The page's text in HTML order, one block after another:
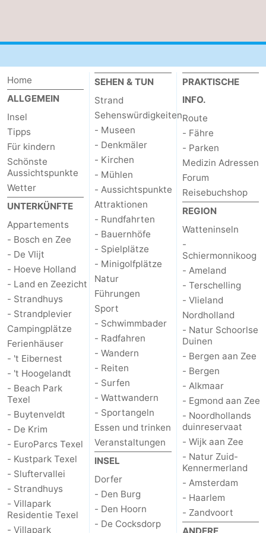
Home
ALLGEMEIN
Insel
Tipps
Für kindern
Schönste
Aussichtspunkte
Wetter
UNTERKÜNFTE
Appartements
- Bosch en Zee
- De Vlijt
- Hoeve Holland
- Land en Zeezicht
- Strandhuys
- Strandplevier
Campingplätze
Ferienhäuser
- 't Eibernest
- 't Hoogelandt
- Beach Park
Texel
- Buytenveldt
- De Krim
- EuroParcs Texel
- Kustpark Texel
- Sluftervallei
- Strandhuys
- Villapark
Residentie Texel
- Villapark
SEHEN & TUN
Strand
Sehenswürdigkeiten
- Museen
- Denkmäler
- Kirchen
- Mühlen
- Aussichtspunkte
Attraktionen
- Rundfahrten
- Bauernhöfe
- Spielplätze
- Minigolfplätze
Natur
Führungen
Sport
- Schwimmbader
- Radfahren
- Wandern
- Reiten
- Surfen
- Wattwandern
- Sportangeln
Essen und trinken
Veranstaltungen
INSEL
Dorfer
- Den Burg
- Den Hoorn
- De Cocksdorp
PRAKTISCHE
INFO.
Route
- Fähre
- Parken
Medizin Adressen
Forum
Reisebuchshop
REGION
Watteninseln
-
Schiermonnikoog
- Ameland
- Terschelling
- Vlieland
Nordholland
- Natur Schoorlse
Duinen
- Bergen aan Zee
- Bergen
- Alkmaar
- Egmond aan Zee
- Noordhollands
duinreservaat
- Wijk aan Zee
- Natur Zuid-
Kennermerland
- Amsterdam
- Haarlem
- Zandvoort